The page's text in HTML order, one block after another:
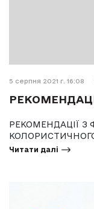
5 серпня 2021 г. 16:08
РЕКОМЕНДАЦІЇ
Читати далі